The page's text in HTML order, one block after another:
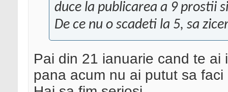
duce la publicarea a 9 prostii
De ce nu o scadeti la 5, sa
Pai din 21 ianuarie cand te ai
pana acum nu ai putut sa